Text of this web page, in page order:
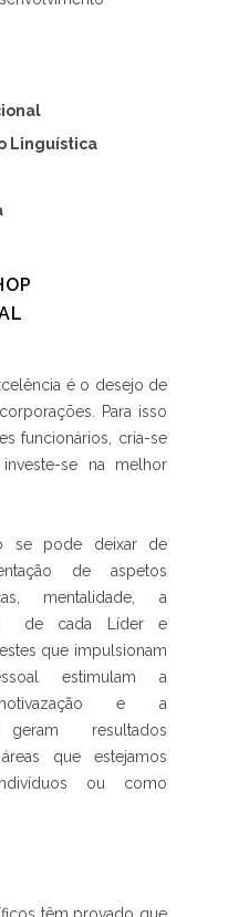
Linguística
é o desejo de
Para isso
funcionários, cria-se
se na melhor
se pode deixar de
de aspetos
mentalidade, a
de cada Líder e
que impulsionam
estimulam a
e a
resultados
que estejamos
ou como